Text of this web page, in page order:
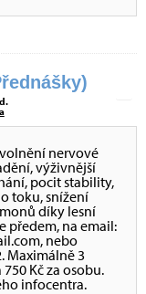
nervové
výživnější
pocit stability,
toku, snížení
díky lesní
předem, na email:
nebo
Maximálně 3
Kč za osobu.
infocentra.